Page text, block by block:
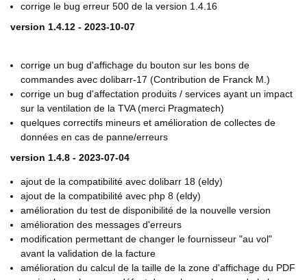
corrige le bug erreur 500 de la version 1.4.16
version 1.4.12 - 2023-10-07
corrige un bug d'affichage du bouton sur les bons de
commandes avec dolibarr-17 (Contribution de Franck M.)
corrige un bug d'affectation produits / services ayant un impact
sur la ventilation de la TVA (merci Pragmatech)
quelques correctifs mineurs et amélioration de collectes de
données en cas de panne/erreurs
version 1.4.8 - 2023-07-04
ajout de la compatibilité avec dolibarr 18 (eldy)
ajout de la compatibilité avec php 8 (eldy)
amélioration du test de disponibilité de la nouvelle version
amélioration des messages d'erreurs
modification permettant de changer le fournisseur "au vol"
avant la validation de la facture
amélioration du calcul de la taille de la zone d'affichage du PDF